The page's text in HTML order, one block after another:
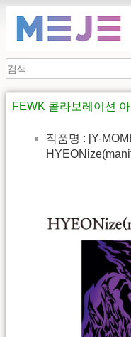
FEWK 콜라보레이션
작품명 : [Y-